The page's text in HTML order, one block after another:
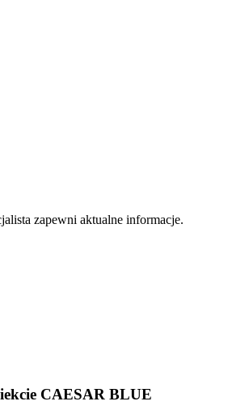
zapewni aktualne informacje.
CAESAR BLUE